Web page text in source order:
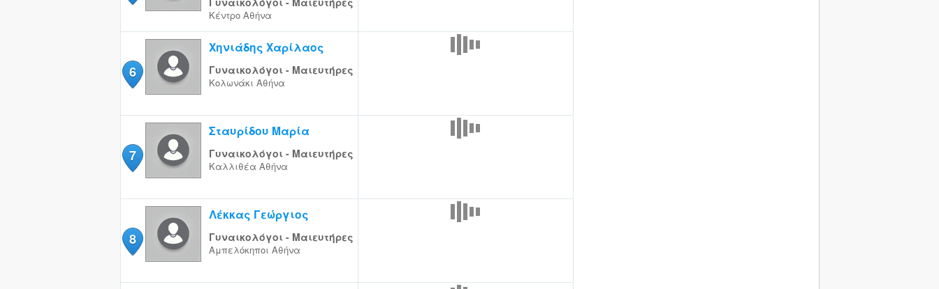
Κέντρο Αθήνα
6
Χηνιάδης Χαρίλαος
Γυναικολόγοι - Μαιευτήρες
Κολωνάκι Αθήνα
7
Σταυρίδου Μαρία
Γυναικολόγοι - Μαιευτήρες
Καλλιθέα Αθήνα
8
Λέκκας Γεώργιος
Γυναικολόγοι - Μαιευτήρες
Αμπελόκηποι Αθήνα